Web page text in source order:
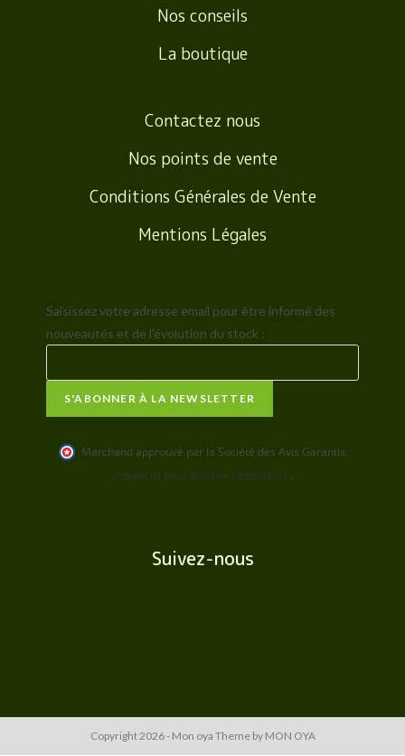
Nos conseils
La boutique
Contactez nous
Nos points de vente
Conditions Générales de Vente
Mentions Légales
Saisissez votre adresse email pour être informé des
nouveautés et de l'évolution du stock :
Marchand approuvé par la Société des Avis Garantis,
cliquez ici pour afficher l'attestation.
Suivez-nous
Copyright 2026 - Mon oya Theme by MON OYA